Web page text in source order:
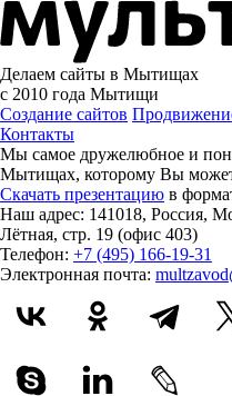
Делаем сайты в Мытищах
с 2010 года Мытищи
Создание сайтов
Контакты
Мы самое дружелюбное и
Мытищах, которому Вы
Скачать презентацию в
Наш адрес: 141018, Россия,
Лётная, стр. 19 (офис 403)
Телефон: +7 (495) 166-19-31
Электронная почта: